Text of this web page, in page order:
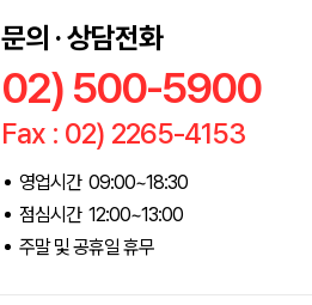
문의 · 상담전화
02) 500-5900
Fax : 02) 2265-4153
영업시간 09:00~18:30
점심시간 12:00~13:00
주말 및 공휴일 휴무